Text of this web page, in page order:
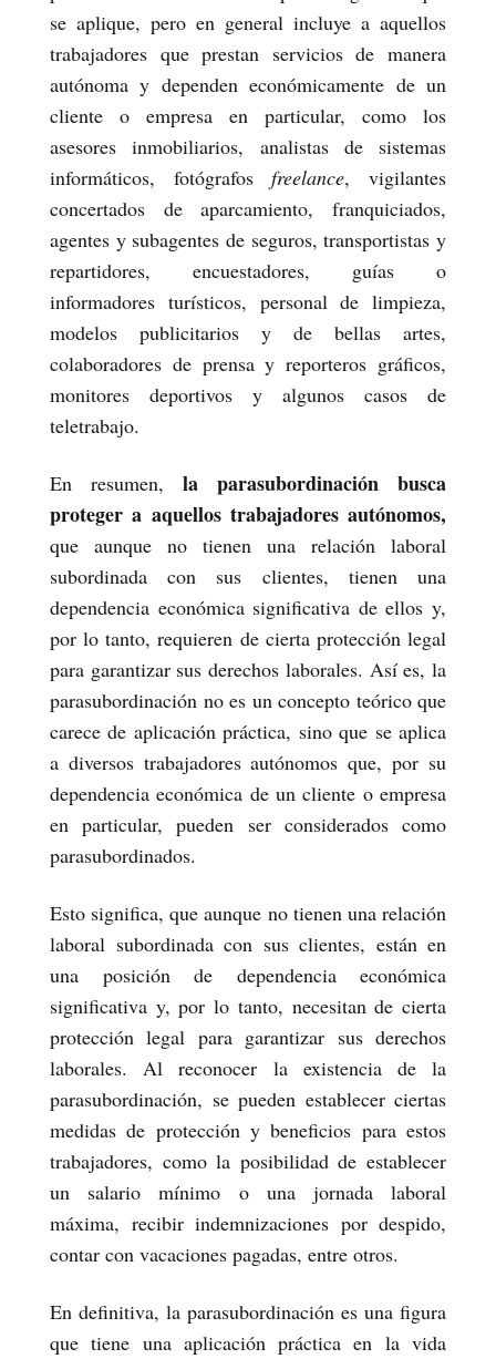
se aplique, pero en general incluye a aquellos
trabajadores que prestan servicios de manera
autónoma y dependen económicamente de un
cliente o empresa en particular, como los
asesores inmobiliarios, analistas de sistemas
informáticos, fotógrafosfreelance, vigilantes
concertados de aparcamiento, franquiciados,
agentes y subagentes de seguros, transportistas y
repartidores, encuestadores, guías o
informadores turísticos, personal de limpieza,
modelos publicitarios y de bellas artes,
colaboradores de prensa y reporteros gráficos,
monitores deportivos y algunos casos de
teletrabajo.
En resumen, la parasubordinación busca
proteger a aquellos trabajadores autónomos,
que aunque no tienen una relación laboral
subordinada con sus clientes, tienen una
dependencia económica significativa de ellos y,
por lo tanto, requieren de cierta protección legal
para garantizar sus derechos laborales. Así es, la
parasubordinación no es un concepto teórico que
carece de aplicación práctica, sino que se aplica
a diversos trabajadores autónomos que, por su
dependencia económica de un cliente o empresa
en particular, pueden ser considerados como
parasubordinados.
Esto significa, que aunque no tienen una relación
laboral subordinada con sus clientes, están en
una posición de dependencia económica
significativa y, por lo tanto, necesitan de cierta
protección legal para garantizar sus derechos
laborales. Al reconocer la existencia de la
parasubordinación, se pueden establecer ciertas
medidas de protección y beneficios para estos
trabajadores, como la posibilidad de establecer
un salario mínimo o una jornada laboral
máxima, recibir indemnizaciones por despido,
contar con vacaciones pagadas, entre otros.
En definitiva, la parasubordinación es una figura
que tiene una aplicación práctica en la vida